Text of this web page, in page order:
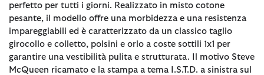
perfetto per tutti i giorni. Realizzato in misto cotone
pesante, il modello offre una morbidezza e una resistenza
impareggiabili ed è caratterizzato da un classico taglio
girocollo e colletto, polsini e orlo a coste sottili 1x1 per
garantire una vestibilità pulita e strutturata. Il motivo Steve
McQueen ricamato e la stampa a tema I.S.T.D. a sinistra sul